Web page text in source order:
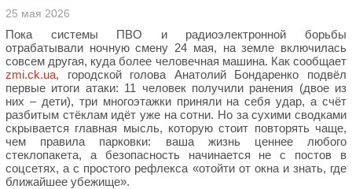
25 мая 2026
Пока системы ПВО и радиоэлектронной борьбы
отрабатывали ночную смену 24 мая, на земле включилась
совсем другая, куда более человечная машина. Как сообщает
zmi.ck.ua, городской голова Анатолий Бондаренко подвёл
первые итоги атаки: 11 человек получили ранения (двое из
них – дети), три многоэтажки приняли на себя удар, а счёт
разбитым стёклам идёт уже на сотни. Но за сухими сводками
скрывается главная мысль, которую стоит повторять чаще,
чем правила парковки: ваша жизнь ценнее любого
стеклопакета, а безопасность начинается не с постов в
соцсетях, а с простого рефлекса «отойти от окна и знать, где
ближайшее убежище».